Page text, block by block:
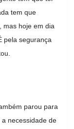
tem que
mas hoje em dia
pela segurança
parou para
necessidade de